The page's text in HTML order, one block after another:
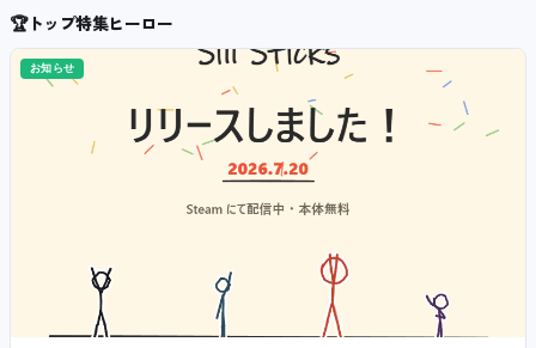
🏆トップ特集ヒーロー
お知らせ